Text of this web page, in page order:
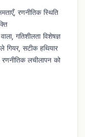
रणनीतिक स्थिति
गतिशीलता विशेषज्ञ
सटीक हथियार
लचीलापन को